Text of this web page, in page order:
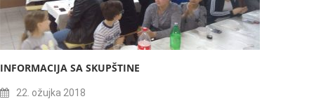
INFORMACIJA SA SKUPŠTINE
22. ožujka 2018